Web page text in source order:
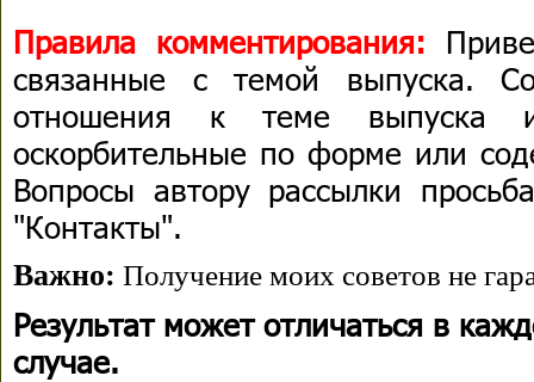
Правила комментирования:
связанные с темой выпуска.
отношения к теме выпуска
оскорбительные по форме или
Вопросы автору рассылки
"Контакты".
Важно: Получение моих советов не
Результат может отличаться в
случае.